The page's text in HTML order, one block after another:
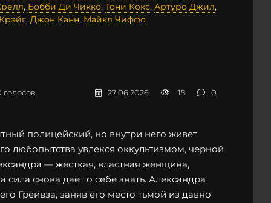
, Бобби Ди Чикко, Тони Кокс, Артуро Джил,
, Джон Канн, Майкл Чиффо
голосов 27.06.2026 15 0
полицейский, но внутри него живет
любопытства увлекся оккультизмом, черной
— жесткая, властная женщина,
снова дает о себе знать. Александра
Грейвза, заняв его место тьмой из давно